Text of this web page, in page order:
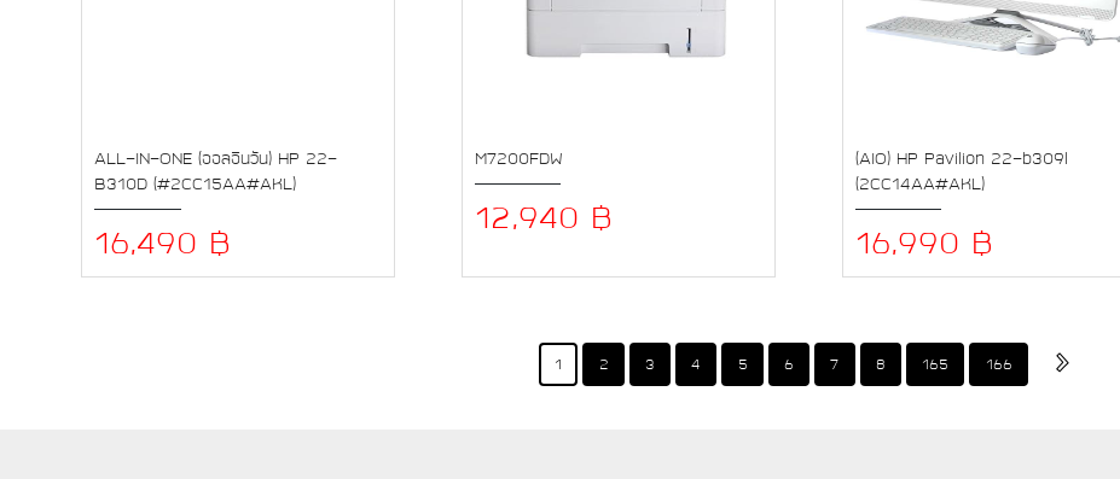
ALL-IN-ONE (ออลอินวัน) HP 22-
B310D (#2CC15AA#AKL)
16,490 ฿
M7200FDW
12,940 ฿
(AIO) HP Pavilion 22-b309l
(2CC14AA#AKL)
16,990 ฿
1 2 3 4 5 6 7 8 165 166